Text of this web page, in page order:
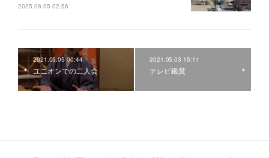
2025.08.05 02:56
2021.05.05 00:44
ユニオンでの二人会
2021.05.03 15:11
テレビ鑑賞